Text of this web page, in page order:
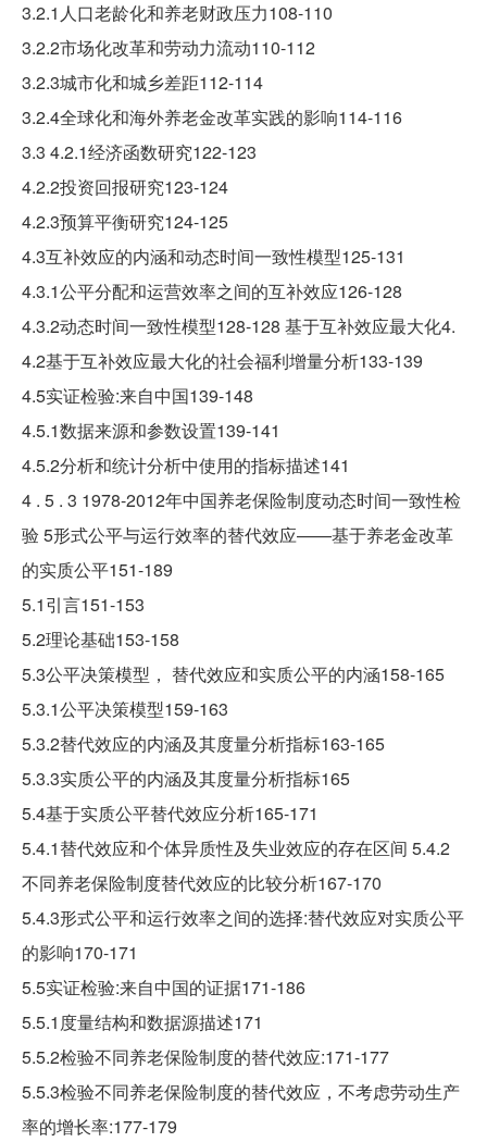
3.2.1人口老龄化和养老财政压力108-110
3.2.2市场化改革和劳动力流动110-112
3.2.3城市化和城乡差距112-114
3.2.4全球化和海外养老金改革实践的影响114-116
3.3 4.2.1经济函数研究122-123
4.2.2投资回报研究123-124
4.2.3预算平衡研究124-125
4.3互补效应的内涵和动态时间一致性模型125-131
4.3.1公平分配和运营效率之间的互补效应126-128
4.3.2动态时间一致性模型128-128 基于互补效应最大化4.
4.2基于互补效应最大化的社会福利增量分析133-139
4.5实证检验:来自中国139-148
4.5.1数据来源和参数设置139-141
4.5.2分析和统计分析中使用的指标描述141
4 . 5 . 3 1978-2012年中国养老保险制度动态时间一致性检
验 5形式公平与运行效率的替代效应——基于养老金改革
的实质公平151-189
5.1引言151-153
5.2理论基础153-158
5.3公平决策模型， 替代效应和实质公平的内涵158-165
5.3.1公平决策模型159-163
5.3.2替代效应的内涵及其度量分析指标163-165
5.3.3实质公平的内涵及其度量分析指标165
5.4基于实质公平替代效应分析165-171
5.4.1替代效应和个体异质性及失业效应的存在区间 5.4.2
不同养老保险制度替代效应的比较分析167-170
5.4.3形式公平和运行效率之间的选择:替代效应对实质公平
的影响170-171
5.5实证检验:来自中国的证据171-186
5.5.1度量结构和数据源描述171
5.5.2检验不同养老保险制度的替代效应:171-177
5.5.3检验不同养老保险制度的替代效应，不考虑劳动生产
率的增长率:177-179